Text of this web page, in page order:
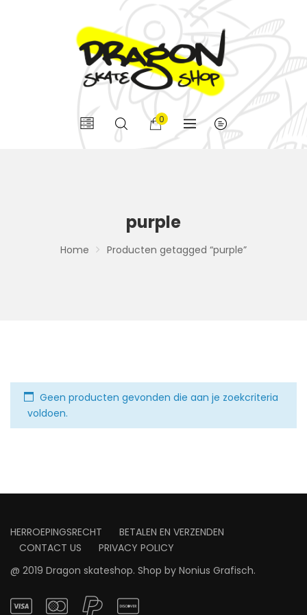
0
purple
Home Producten getagged “purple”
Geen producten gevonden die aan je zoekcriteria
voldoen.
HERROEPINGSRECHT
BETALEN EN VERZENDEN
CONTACT US
PRIVACY POLICY
@ 2019 Dragon skateshop. Shop by Nonius Grafisch.